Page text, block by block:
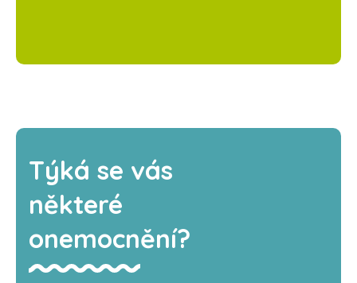
Týká se vás
některé
onemocnění?